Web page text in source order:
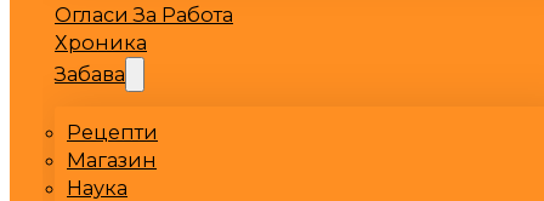
Огласи За Работа
Хроника
Забава
Рецепти
Магазин
Наука